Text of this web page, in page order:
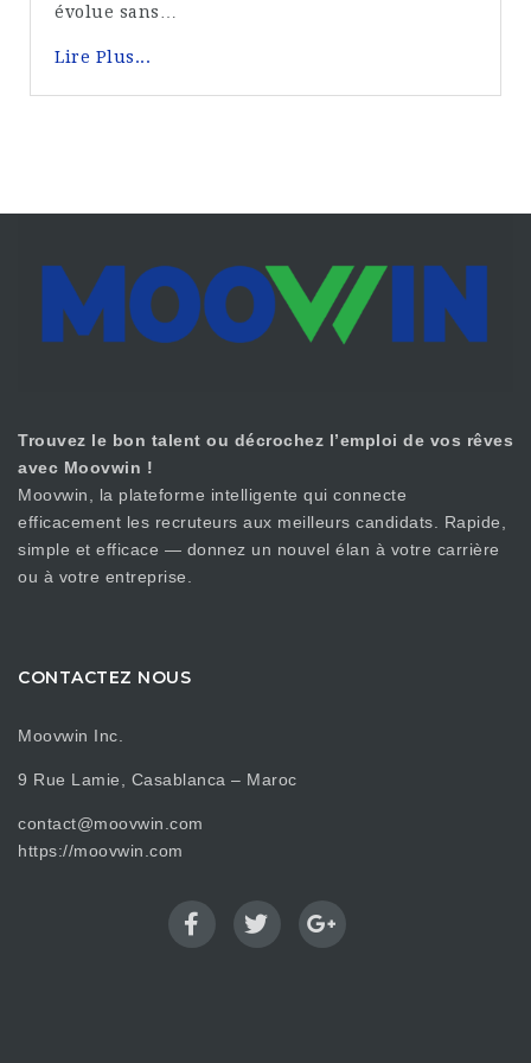
évolue sans…
Lire Plus...
Trouvez le bon talent ou décrochez l’emploi de vos rêves
avec Moovwin !
Moovwin, la plateforme intelligente qui connecte
efficacement les recruteurs aux meilleurs candidats. Rapide,
simple et efficace — donnez un nouvel élan à votre carrière
ou à votre entreprise.
CONTACTEZ NOUS
Moovwin Inc.
9 Rue Lamie, Casablanca – Maroc
contact@moovwin.com
https://moovwin.com